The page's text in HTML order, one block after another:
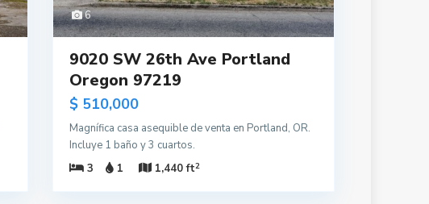
6
9020 SW 26th Ave Portland
Oregon 97219
$ 510,000
Magnífica casa asequible de venta en Portland, OR.
Incluye 1 baño y 3 cuartos.
3
1 1,440 ft2